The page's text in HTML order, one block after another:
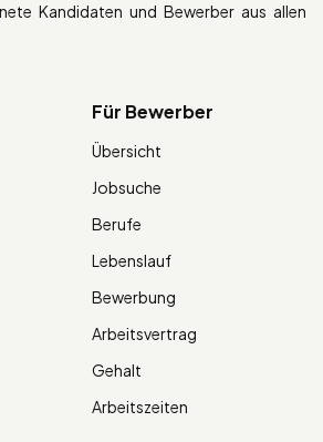
Kandidaten und Bewerber aus allen
Für Bewerber
Übersicht
Jobsuche
Berufe
Lebenslauf
Bewerbung
Arbeitsvertrag
Gehalt
Arbeitszeiten